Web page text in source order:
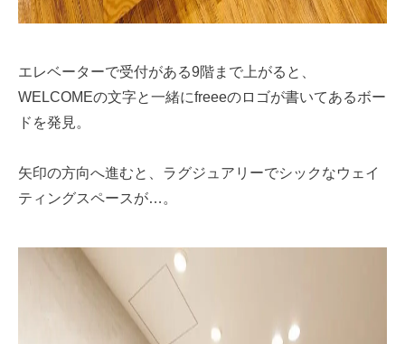
エレベーターで受付がある9階まで上がると、
WELCOMEの文字と一緒にfreeeのロゴが書いてあるボー
ドを発見。
矢印の方向へ進むと、ラグジュアリーでシックなウェイ
ティングスペースが…。